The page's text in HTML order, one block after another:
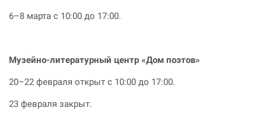
6–8 марта с 10:00 до 17:00.
Музейно-литературный центр «Дом поэтов»
20–22 февраля открыт с 10:00 до 17:00.
23 февраля закрыт.